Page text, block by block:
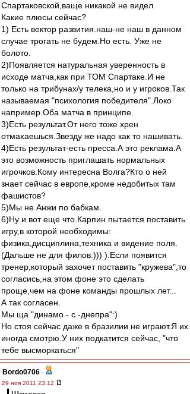
Спартаковской,ваще никакой не видел
Какие плюсы сейчас?
1) Есть вектор развития.наш-не наш в данном
случае трогать не будем.Но есть. Уже не
болото.
2)Появляется натуральная уверенность в
исходе матча,как при ТОМ Спартаке.И не
только на трибунах/у телека,но и у игроков.Так
называемая "психология победителя".Локо
например.Оба матча в принципе.
3)Есть результат.От него тоже хрен
отмахаешься.Звезду же надо как то нашивать.
4)Есть результат-есть пресса.А это реклама.А
это возможность приглашать нормальных
игрочков.Кому интересна Волга?Кто о ней
знает сейчас в европе,кроме недобитых там
фашистов?
5)Мы не Анжи по бабкам.
6)Ну и вот еще что.Карпин пытается поставить
игру,в которой необходимы:
физика,дисциплина,техника и видение поля.
(Дальше не для филов:))) ).Если появится
тренер,который захочет поставить "кружева",то
согласись,на этом фоне это сделать
проще,чем на фоне команды прошлых лет...
А так согласен.
Мы ща "динамо - с -днепра":)
Но стоя сейчас даже в бразилии не играют.Я их
иногда смотрю.У них подкатится сейчас, "что
тебе высморкаться"
Bordo0706 -
29 ноя 2011 23:12